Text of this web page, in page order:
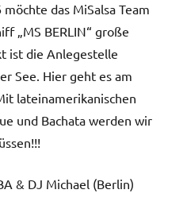
das MiSalsa Team
„MS BERLIN“ große
ist die Anlegestelle
See. Hier geht es am
lateinamerikanischen
und Bachata werden wir
& DJ Michael (Berlin)